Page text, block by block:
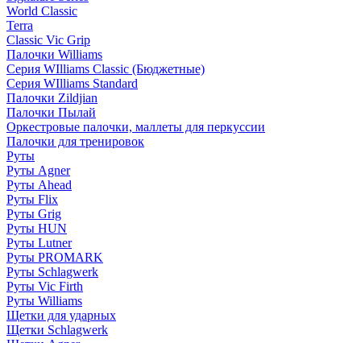
World Classic
Terra
Classic Vic Grip
Палочки Williams
Серия WIlliams Classic (Бюджетные)
Серия WIlliams Standard
Палочки Zildjian
Палочки Пылай
Оркестровые палочки, маллеты для перкуссии
Палочки для тренировок
Руты
Руты Agner
Руты Ahead
Руты Flix
Руты Grig
Руты HUN
Руты Lutner
Руты PROMARK
Руты Schlagwerk
Руты Vic Firth
Руты Williams
Щетки для ударных
Щетки Schlagwerk